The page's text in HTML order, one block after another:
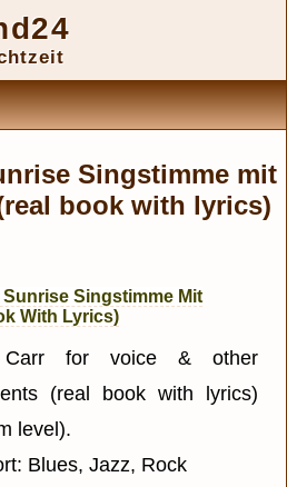
Singstimme mit
book with lyrics)
Singstimme Mit
With Lyrics)
Carr for voice & other
(real book with lyrics)
level).
Blues, Jazz, Rock